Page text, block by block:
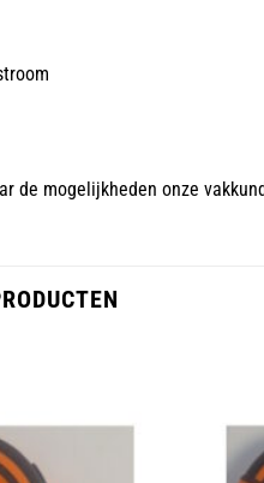
de mogelijkheden onze
aan